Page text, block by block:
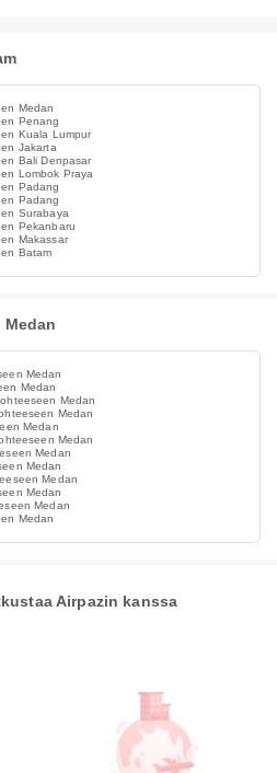
Medan
Penang
Kuala Lumpur
Jakarta
Bali Denpasar
Lombok Praya
Padang
Padang
Surabaya
Pekanbaru
Makassar
Batam
Medan
Medan
Medan
Medan
Medan
Medan
Medan
Medan
Medan
Medan
Medan
Medan
Airpazin kanssa